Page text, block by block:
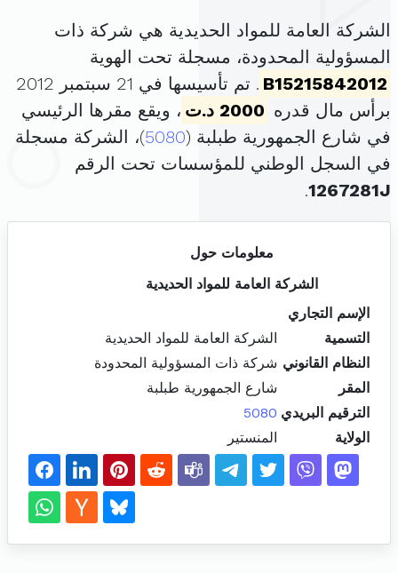
الشركة العامة للمواد الحديدية هي شركة ذات
المسؤولية المحدودة، مسجلة تحت الهوية
B15215842012
. تم تأسيسها في 21 سبتمبر 2012
برأس مال قدره 2000 د.ت
، ويقع مقرها الرئيسي
في شارع الجمهورية طبلبة (5080)، الشركة مسجلة
في السجل الوطني للمؤسسات تحت الرقم
1267281J
.
معلومات حول
الشركة العامة للمواد الحديدية
الإسم التجاري
التسمية
الشركة العامة للمواد الحديدية
النظام القانوني شركة ذات المسؤولية المحدودة
المقر
شارع الجمهورية طبلبة
الترقيم البريدي 5080
الولاية
المنستير